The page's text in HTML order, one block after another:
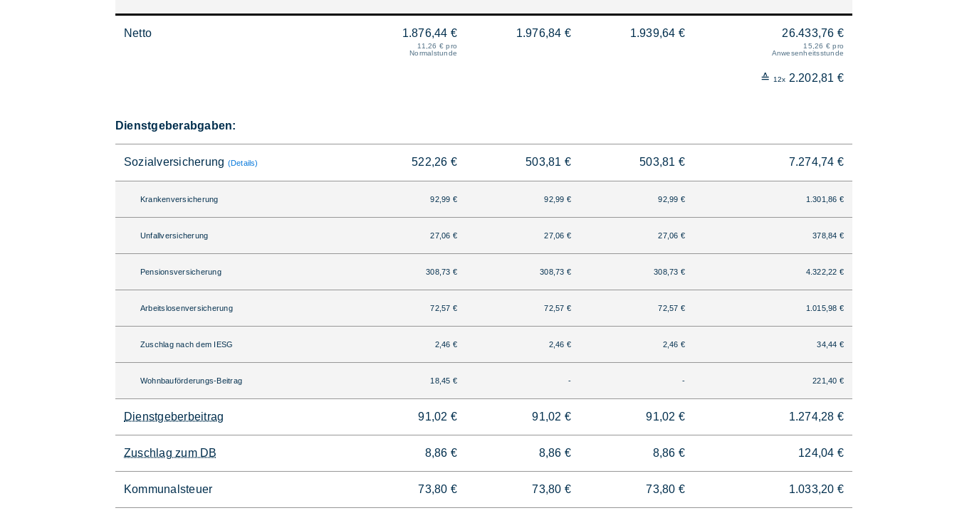
Netto 1.876,44 €
11,26 € pro
Normalstunde
1.976,84 € 1.939,64 € 26.433,76 €
15,26 € pro
Anwesenheitsstunde
≙ 12x 2.202,81 €
Dienstgeberabgaben:
Sozialversicherung (Details) 522,26 € 503,81 € 503,81 € 7.274,74 €
Krankenversicherung 92,99 € 92,99 € 92,99 € 1.301,86 €
Unfallversicherung 27,06 € 27,06 € 27,06 € 378,84 €
Pensionsversicherung 308,73 € 308,73 € 308,73 € 4.322,22 €
Arbeitslosenversicherung 72,57 € 72,57 € 72,57 € 1.015,98 €
Zuschlag nach dem IESG 2,46 € 2,46 € 2,46 € 34,44 €
Wohnbauförderungs-Beitrag 18,45 € - - 221,40 €
Dienstgeberbeitrag 91,02 € 91,02 € 91,02 € 1.274,28 €
Zuschlag zum DB 8,86 € 8,86 € 8,86 € 124,04 €
Kommunalsteuer 73,80 € 73,80 € 73,80 € 1.033,20 €